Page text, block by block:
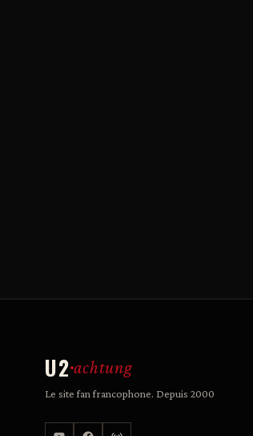
U2 achtung
Le site fan francophone. Depuis 2000